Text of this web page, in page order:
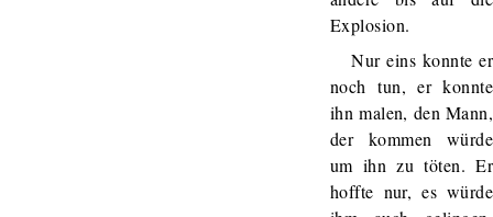
Explosion.
Nur eins konnte er
noch tun, er konnte
ihn malen, den Mann,
der kommen würde
um ihn zu töten. Er
hoffte nur, es würde